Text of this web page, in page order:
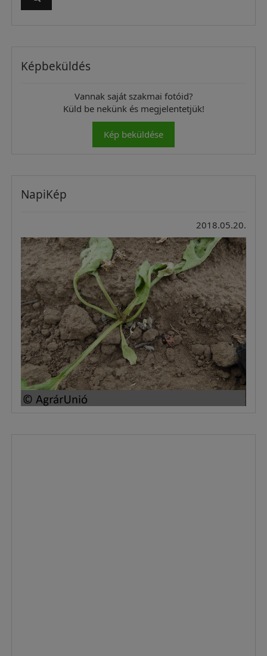
Képbeküldés
Vannak saját szakmai fotóid?
Küld be nekünk és megjelentetjük!
Kép beküldése
NapiKép
2018.05.20.